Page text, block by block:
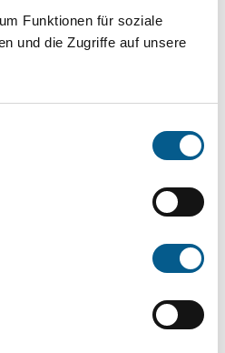
Funktionen für soziale
und die Zugriffe auf unsere
Bei der
Kleinschreibung
von Bereichen oder